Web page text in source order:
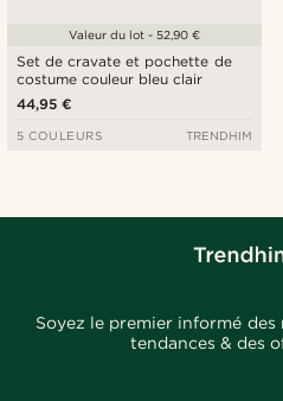
Set de cravate et pochette de
costume couleur bleu clair
44,95 €
Valeur du lot - 52,90 €
5 COULEURS TRENDHIM
Soyez le premier informé des
tendances & des